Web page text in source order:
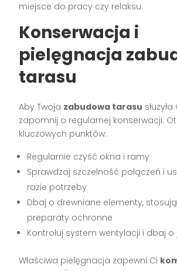
miejsce do pracy czy relaksu.
Konserwacja i
pielęgnacja
tarasu
Aby Twoja zabudowa tarasu
zapomnij o regularnej konserwacji.
kluczowych punktów:
Regularnie czyść okna i ramy
Sprawdzaj szczelność połączeń i
razie potrzeby
Dbaj o drewniane elementy,
preparaty ochronne
Kontroluj system wentylacji i dbaj
Właściwa pielęgnacja zapewni Ci